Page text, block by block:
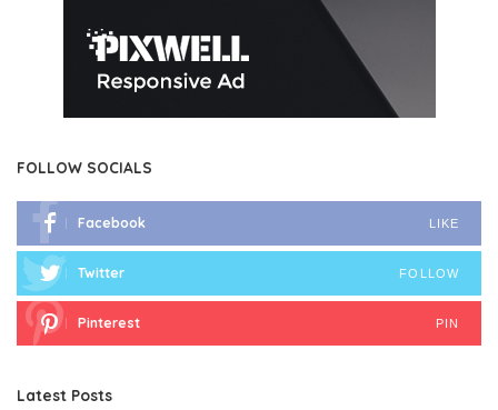
FOLLOW SOCIALS
Facebook LIKE
Twitter FOLLOW
Pinterest PIN
Latest Posts